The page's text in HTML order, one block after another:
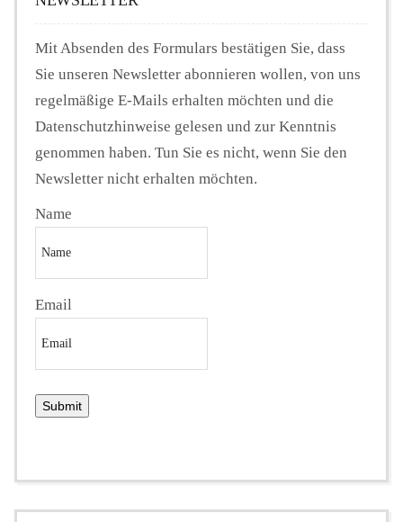
Mit Absenden des Formulars bestätigen Sie, dass
Sie unseren Newsletter abonnieren wollen, von uns
regelmäßige E-Mails erhalten möchten und die
Datenschutzhinweise gelesen und zur Kenntnis
genommen haben. Tun Sie es nicht, wenn Sie den
Newsletter nicht erhalten möchten.
Name
Email